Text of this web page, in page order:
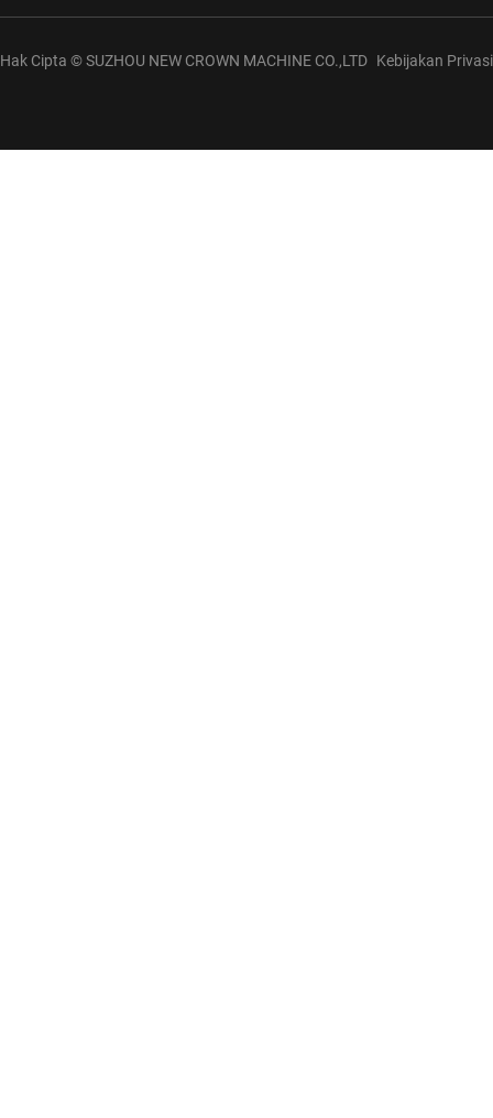
Hak Cipta © SUZHOU NEW CROWN MACHINE CO.,LTD Kebijakan Privasi